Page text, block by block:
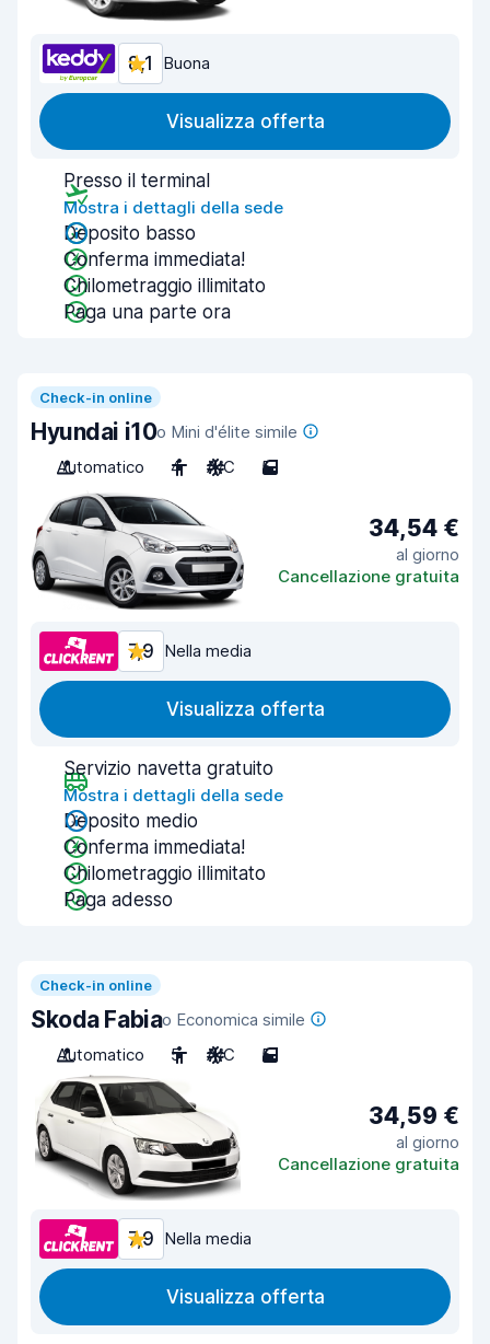
8,1 Buona
Visualizza offerta
Presso il terminal
Mostra i dettagli della sede
Deposito basso
Conferma immediata!
Chilometraggio illimitato
Paga una parte ora
Check-in online
Hyundai i10o Mini d'élite simile
Automatico
4 A/C 5
34,54 €
al giorno
Cancellazione gratuita
7,9 Nella media
Visualizza offerta
Servizio navetta gratuito
Mostra i dettagli della sede
Deposito medio
Conferma immediata!
Chilometraggio illimitato
Paga adesso
Check-in online
Skoda Fabiao Economica simile
Automatico
5 A/C 5
34,59 €
al giorno
Cancellazione gratuita
7,9 Nella media
Visualizza offerta